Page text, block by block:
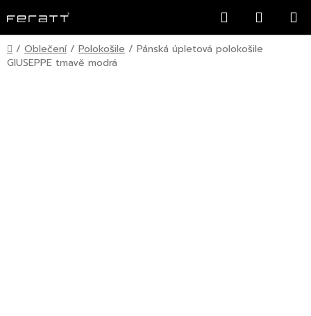
na
obsah
Hledat
KOŠÍK
Domů
/ Oblečení / Polokošile / Pánská úpletová polokošile
GIUSEPPE tmavě modrá